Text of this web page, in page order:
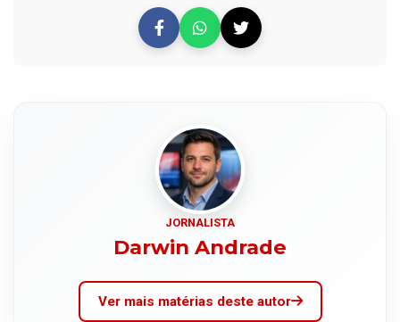
JORNALISTA
Darwin Andrade
Ver mais matérias deste autor